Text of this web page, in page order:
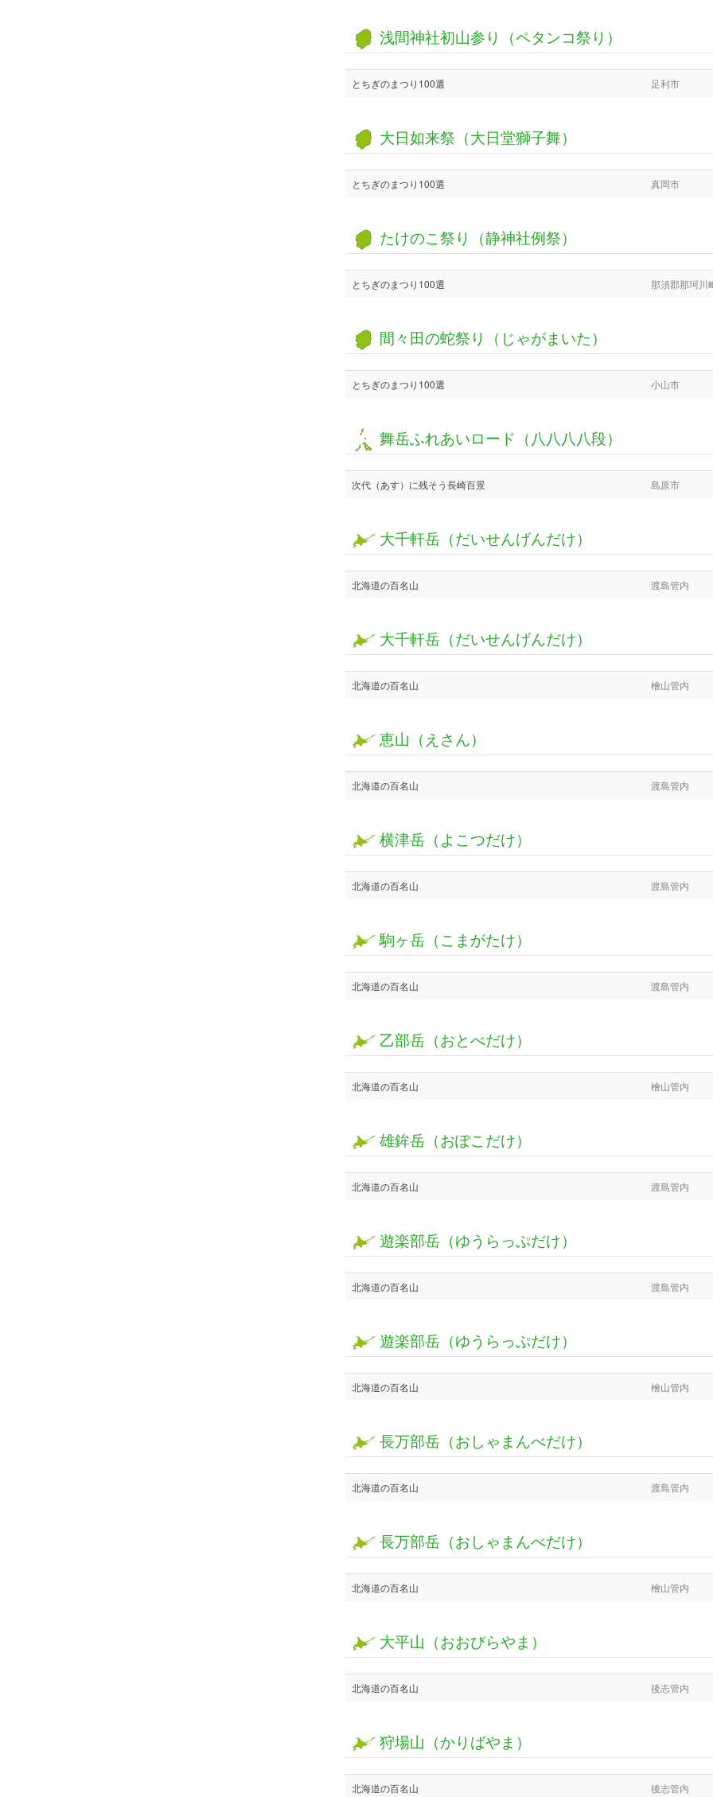
浅間神社初山参り（ペタンコ祭り）
とちぎのまつり100選 足利市
大日如来祭（大日堂獅子舞）
とちぎのまつり100選 真岡市
たけのこ祭り（静神社例祭）
とちぎのまつり100選 那須郡那珂川
間々田の蛇祭り（じゃがまいた）
とちぎのまつり100選 小山市
舞岳ふれあいロード（八八八八段）
次代（あす）に残そう長崎百景 島原市
大千軒岳（だいせんげんだけ）
北海道の百名山 渡島管内
大千軒岳（だいせんげんだけ）
北海道の百名山 檜山管内
恵山（えさん）
北海道の百名山 渡島管内
横津岳（よこつだけ）
北海道の百名山 渡島管内
駒ヶ岳（こまがたけ）
北海道の百名山 渡島管内
乙部岳（おとべだけ）
北海道の百名山 檜山管内
雄鉾岳（おぽこだけ）
北海道の百名山 渡島管内
遊楽部岳（ゆうらっぷだけ）
北海道の百名山 渡島管内
遊楽部岳（ゆうらっぷだけ）
北海道の百名山 檜山管内
長万部岳（おしゃまんべだけ）
北海道の百名山 渡島管内
長万部岳（おしゃまんべだけ）
北海道の百名山 檜山管内
大平山（おおびらやま）
北海道の百名山 後志管内
狩場山（かりばやま）
北海道の百名山 後志管内